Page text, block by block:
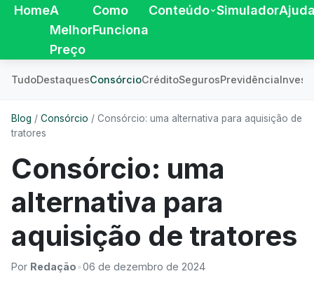
HomeA
Melhor
Preço
Como
Funciona
Conteúdo Simulador
TudoDestaquesConsórcioCréditoSegurosPrevidência
Blog / Consórcio / Consórcio: uma alternativa para aquisição de
tratores
Consórcio: uma
alternativa para
aquisição de tratores
Por Redação•06 de dezembro de 2024